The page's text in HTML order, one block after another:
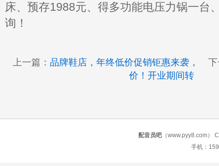
床、预存1988元、得多功能电压力锅一台
询！
上一篇： 品牌鞋店，年终低价促销钜惠来袭，
价！开业期间转
配音员吧（www.pyy8.com）
手机：